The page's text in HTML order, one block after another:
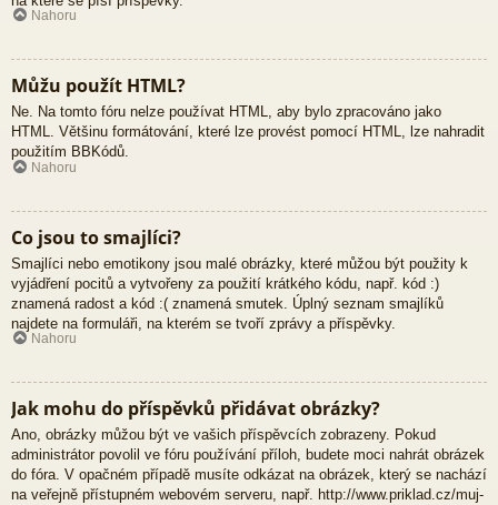
Nahoru
Můžu použít HTML?
Ne. Na tomto fóru nelze používat HTML, aby bylo zpracováno jako
HTML. Většinu formátování, které lze provést pomocí HTML, lze nahradit
použitím BBKódů.
Nahoru
Co jsou to smajlíci?
Smajlíci nebo emotikony jsou malé obrázky, které můžou být použity k
vyjádření pocitů a vytvořeny za použití krátkého kódu, např. kód :)
znamená radost a kód :( znamená smutek. Úplný seznam smajlíků
najdete na formuláři, na kterém se tvoří zprávy a příspěvky.
Nahoru
Jak mohu do příspěvků přidávat obrázky?
Ano, obrázky můžou být ve vašich příspěvcích zobrazeny. Pokud
administrátor povolil ve fóru používání příloh, budete moci nahrát obrázek
do fóra. V opačném případě musíte odkázat na obrázek, který se nachází
na veřejně přístupném webovém serveru, např. http://www.priklad.cz/muj-